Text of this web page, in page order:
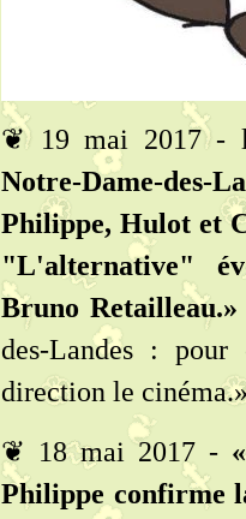
❦ 19 mai 2017 -
Notre-Dame-des-
Philippe, Hulot et
"L'alternative"
Bruno
des-Landes :
direction le
❦ 18 mai 2017 -
Philippe confirme